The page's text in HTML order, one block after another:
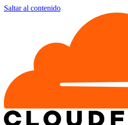
Saltar al contenido